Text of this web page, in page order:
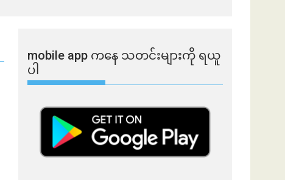
mobile app ​​ကနေ ​​သတင်းများကို ရယူ
ပါ